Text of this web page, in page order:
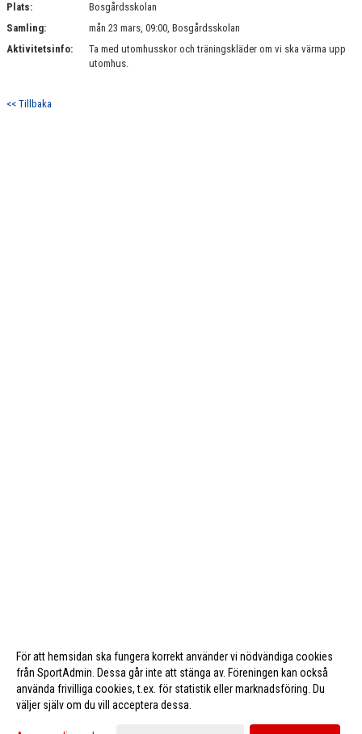
Plats:
Bosgårdsskolan
Samling:
mån 23 mars, 09:00, Bosgårdsskolan
Aktivitetsinfo:
Ta med utomhusskor och träningskläder om vi ska värma upp
utomhus.
<< Tillbaka
För att hemsidan ska fungera korrekt använder vi nödvändiga cookies
från SportAdmin. Dessa går inte att stänga av. Föreningen kan också
använda frivilliga cookies, t.ex. för statistik eller marknadsföring. Du
väljer själv om du vill acceptera dessa.